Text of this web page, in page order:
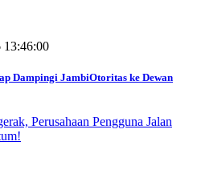
13:46:00
Dampingi JambiOtoritas ke Dewan